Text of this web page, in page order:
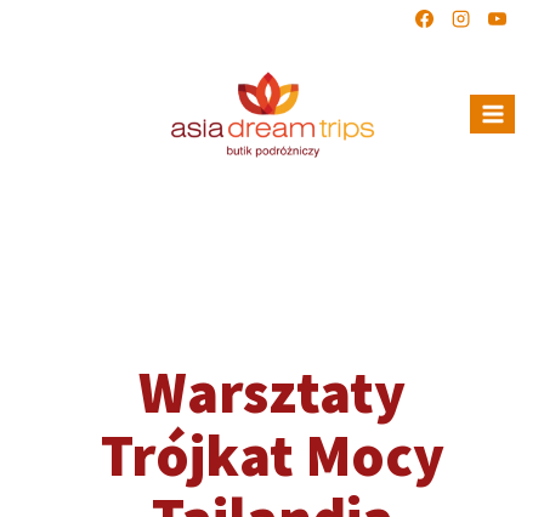
Warsztaty
Trójkat Mocy